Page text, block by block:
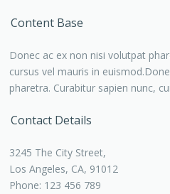
Content Base
Donec ac ex non nisi volutpat
cursus vel mauris in
pharetra. Curabitur sapien nunc,
Contact Details
3245 The City Street,
Los Angeles, CA, 91012
Phone: 123 456 789